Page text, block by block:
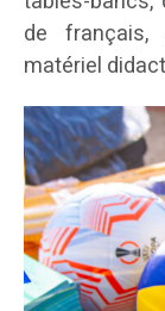
de
matériel